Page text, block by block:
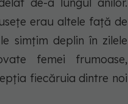
de-a lungul anilor.
erau altele față de
simțim deplin în zilele
femei frumoase,
fiecăruia dintre noi